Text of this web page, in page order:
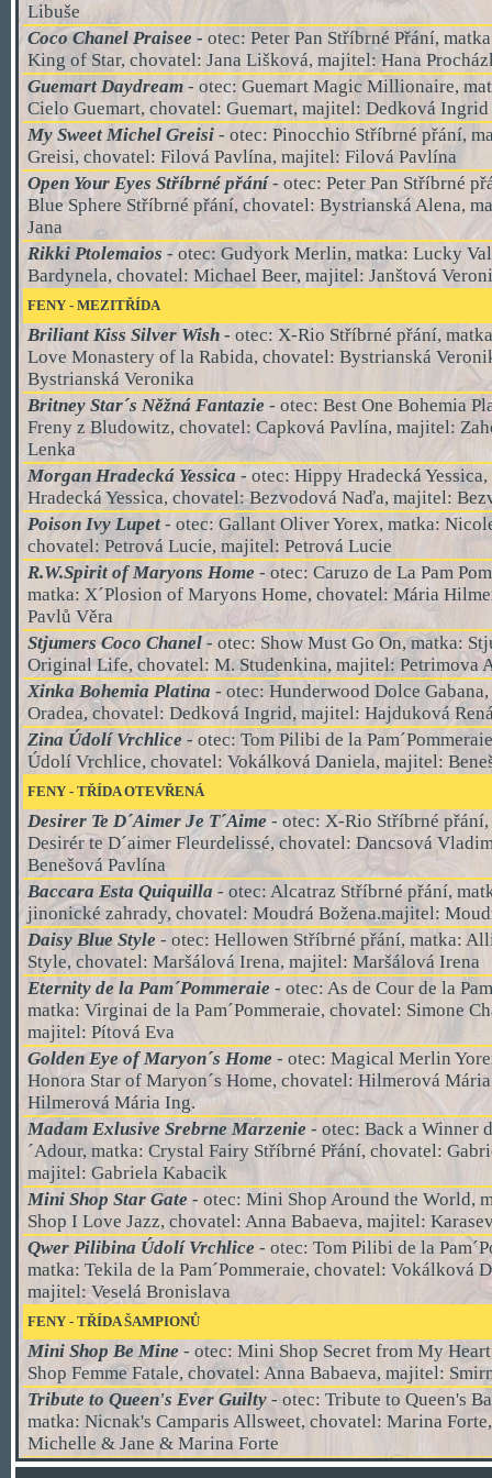
Libuše
Coco Chanel Praisee - otec: Peter Pan Stříbrné Přání,
King of Star, chovatel: Jana Lišková, majitel:Hana
Guemart Daydream - otec: Guemart Magic Millionaire,
Cielo Guemart, chovatel: Guemart, majitel: Dedková Ingrid
My Sweet Michel Greisi - otec: Pinocchio Stříbrné přání,
Greisi, chovatel: Filová Pavlína, majitel: Filová Pavlína
Open Your Eyes Stříbrné přání- otec: Peter Pan Stříbrné
Blue Sphere Stříbrné přání, chovatel: Bystrianská Alena,
Jana
Rikki Ptolemaios - otec: Gudyork Merlin, matka: Lucky
Bardynela, chovatel: Michael Beer, majitel: Janštová
FENY - MEZITŘÍDA
Briliant Kiss Silver Wish - otec: X-Rio Stříbrné přání,
Love Monastery of la Rabida, chovatel: Bystrianská
Bystrianská Veronika
Britney Star´s Něžná Fantazie - otec: Best One Bohemia
Freny z Bludowitz, chovatel: Capková Pavlína, majitel:
Lenka
Morgan Hradecká Yessica - otec: Hippy Hradecká
Hradecká Yessica, chovatel: Bezvodová Naďa, majitel:
Poison Ivy Lupet - otec: Gallant Oliver Yorex, matka:
chovatel: Petrová Lucie, majitel: Petrová Lucie
R.W.Spirit of Maryons Home - otec: Caruzo de La Pam
matka: X´Plosion of Maryons Home, chovatel: Mária
Pavlů Věra
Stjumers Coco Chanel - otec: Show Must Go On, matka:
Original Life, chovatel: M. Studenkina, majitel: Petrimova
Xinka Bohemia Platina - otec: Hunderwood Dolce
Oradea, chovatel: Dedková Ingrid, majitel: Hajduková
Zina Údolí Vrchlice - otec: Tom Pilibi de la
Údolí Vrchlice, chovatel: Vokálková Daniela, majitel:
FENY - TŘÍDA OTEVŘENÁ
Desirer Te D´Aimer Je T´Aime- otec: X-Rio Stříbrné přání
Desirér te D´aimer Fleurdelissé, chovatel: Dancsová
Benešová Pavlína
Baccara Esta Quiquilla - otec: Alcatraz Stříbrné přání,
jinonické zahrady, chovatel: Moudrá Božena.majitel:
Daisy Blue Style - otec: Hellowen Stříbrné přání, matka:
Style, chovatel: Maršálová Irena, majitel: Maršálová Irena
Eternity de la Pam´Pommeraie - otec: As de Cour de la
matka: Virginai de la Pam´Pommeraie, chovatel: Simone
majitel: Pítová Eva
Golden Eye of Maryon´s Home - otec: Magical Merlin
Honora Star of Maryon´s Home, chovatel: Hilmerová
Hilmerová Mária Ing.
Madam Exlusive Srebrne Marzenie - otec: Back a Winner
´Adour, matka: Crystal Fairy Stříbrné Přání, chovatel:
majitel: Gabriela Kabacik
Mini Shop Star Gate - otec: Mini Shop Around the World,
Shop I Love Jazz, chovatel: Anna Babaeva, majitel:
Qwer Pilibina Údolí Vrchlice - otec: Tom Pilibi de la
matka: Tekila de la Pam´Pommeraie, chovatel: Vokálková
majitel: Veselá Bronislava
FENY - TŘÍDA ŠAMPIONŮ
Mini Shop Be Mine - otec: Mini Shop Secret from My
Shop Femme Fatale, chovatel: Anna Babaeva, majitel:
Tribute to Queen's Ever Guilty - otec: Tribute to Queen's
matka: Nicnak's Camparis Allsweet, chovatel: Marina
Michelle & Jane & Marina Forte